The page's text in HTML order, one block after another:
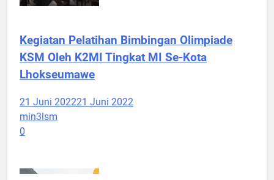
Kegiatan Pelatihan Bimbingan Olimpiade
KSM Oleh K2MI Tingkat MI Se-Kota
Lhokseumawe
21 Juni 202221 Juni 2022
min3lsm
0